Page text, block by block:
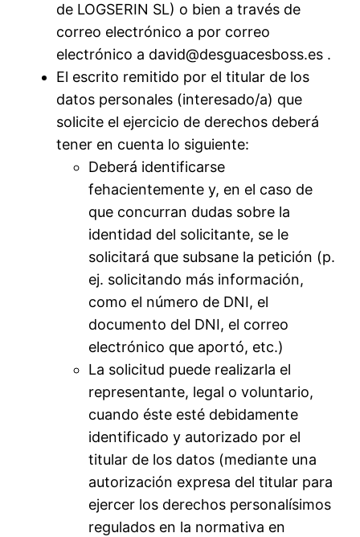
de LOGSERIN SL) o bien a través de
correo electrónico a por correo
electrónico a david@desguacesboss.es .
El escrito remitido por el titular de los
datos personales (interesado/a) que
solicite el ejercicio de derechos deberá
tener en cuenta lo siguiente:
Deberá identificarse
fehacientemente y, en el caso de
que concurran dudas sobre la
identidad del solicitante, se le
solicitará que subsane la petición (p.
ej. solicitando más información,
como el número de DNI, el
documento del DNI, el correo
electrónico que aportó, etc.)
La solicitud puede realizarla el
representante, legal o voluntario,
cuando éste esté debidamente
identificado y autorizado por el
titular de los datos (mediante una
autorización expresa del titular para
ejercer los derechos personalísimos
regulados en la normativa en